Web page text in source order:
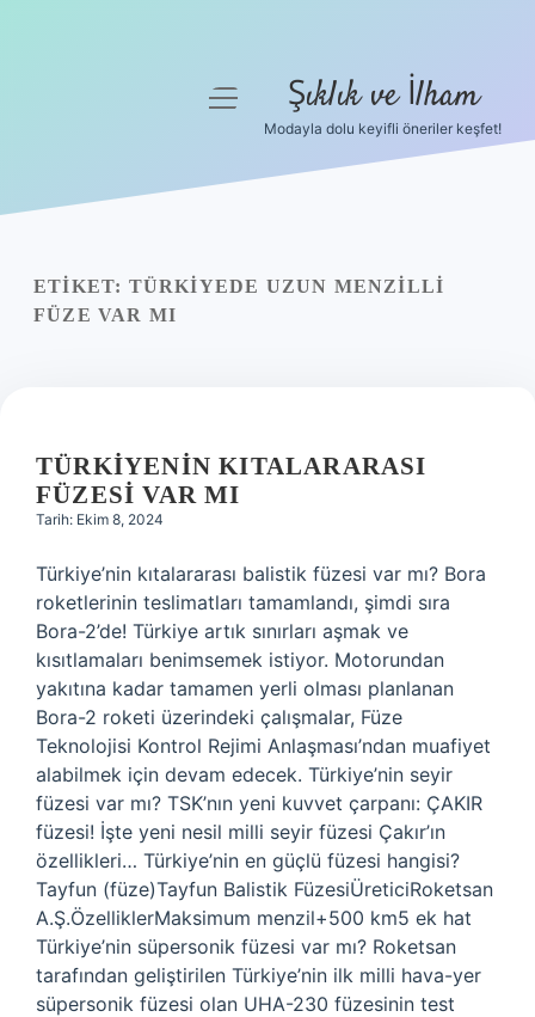
Yasal Uyarı
menüyü
Şıklık ve İlham
Modayla dolu keyifli öneriler keşfet!
ETIKET: TÜRKIYEDE UZUN MENZILLI
FÜZE VAR MI
TÜRKIYENIN KITALARARASI
FÜZESI VAR MI
Tarih: Ekim 8, 2024
Türkiye’nin kıtalararası balistik füzesi var mı? Bora
roketlerinin teslimatları tamamlandı, şimdi sıra
Bora-2’de! Türkiye artık sınırları aşmak ve
kısıtlamaları benimsemek istiyor. Motorundan
yakıtına kadar tamamen yerli olması planlanan
Bora-2 roketi üzerindeki çalışmalar, Füze
Teknolojisi Kontrol Rejimi Anlaşması’ndan muafiyet
alabilmek için devam edecek. Türkiye’nin seyir
füzesi var mı? TSK’nın yeni kuvvet çarpanı: ÇAKIR
füzesi! İşte yeni nesil milli seyir füzesi Çakır’ın
özellikleri… Türkiye’nin en güçlü füzesi hangisi?
Tayfun (füze)Tayfun Balistik FüzesiÜreticiRoketsan
A.Ş.ÖzelliklerMaksimum menzil+500 km5 ek hat
Türkiye’nin süpersonik füzesi var mı? Roketsan
tarafından geliştirilen Türkiye’nin ilk milli hava-yer
süpersonik füzesi olan UHA-230 füzesinin test